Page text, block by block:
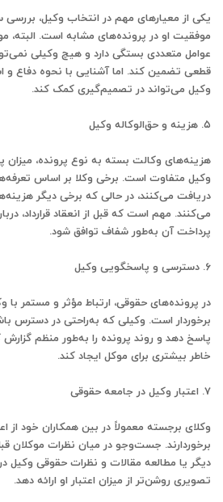
یکی از معیارهای مهم در انتخاب وکیل، بررسی
موفقیت او در پرونده‌های مشابه است. البته،
عوامل متعددی بستگی دارد و هیچ وکیلی
قطعی تضمین کند. اما آشنایی با نحوه دفاع و
وکیل می‌تواند در تصمیم‌گیری کمک کند.
۵. هزینه و حق‌الوکاله وکیل
هزینه‌های وکالت بسته به نوع پرونده،
وکیل متفاوت است. برخی وکلا بر اساس
دریافت می‌کنند، در حالی که برخی دیگر
می‌کنند. مهم است که قبل از انعقاد قرارداد،
پرداخت آن به‌طور شفاف توافق شود.
۶. دسترسی و پاسخگویی وکیل
در پرونده‌های حقوقی، ارتباط مؤثر و مستمر با
برخوردار است. وکیلی که به‌راحتی در دسترس
پاسخ دهد و روند پرونده را به‌طور منظم
خاطر بیشتری برای موکل ایجاد کند.
۷. اعتبار وکیل در جامعه حقوقی
وکلای برجسته معمولاً در بین همکاران خود از
برخوردارند. جست‌وجو در میان نظرات موکلان
دیگر یا مطالعه مقالات و نظرات حقوقی وکیل
تصویری روشن‌تر از میزان اعتبار او ارائه دهد.